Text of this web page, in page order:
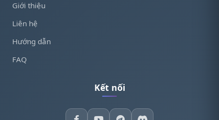
Giới thiệu
Liên hệ
Hướng dẫn
FAQ
Kết nối